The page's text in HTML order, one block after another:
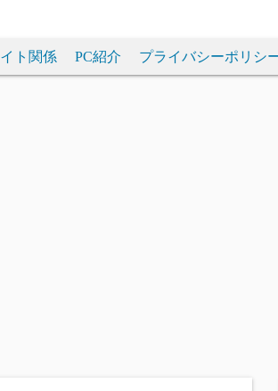
ト関係 PC紹介 プライバシーポリシ